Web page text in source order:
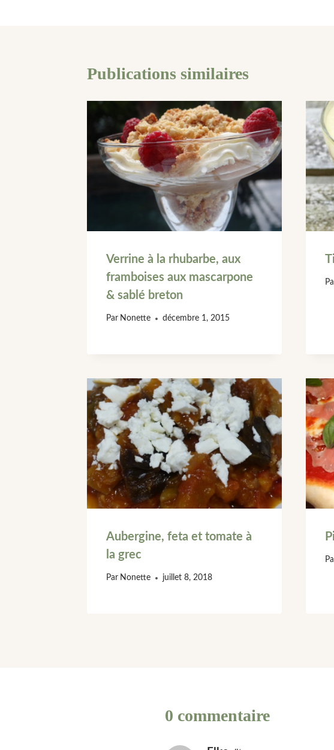
Publications similaires
Verrine à la rhubarbe, aux
framboises aux mascarpone
& sablé breton
Par Nonette décembre 1, 2015
Aubergine, feta et tomate à
la grec
Par Nonette juillet 8, 2018
0 commentaire